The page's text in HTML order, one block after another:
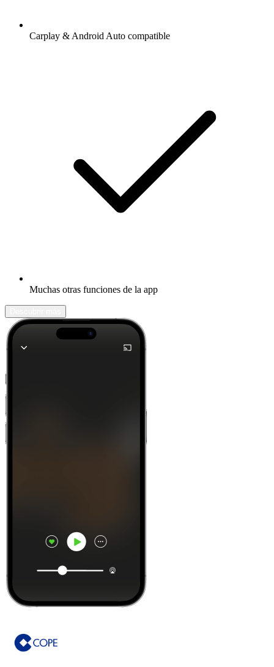
Carplay & Android Auto compatible
Muchas otras funciones de la app